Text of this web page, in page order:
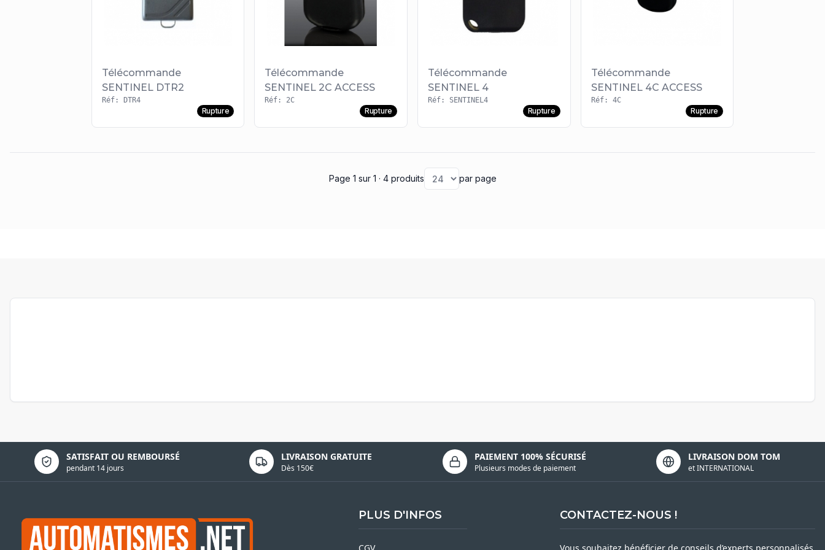
Télécommande
SENTINEL DTR2
Réf: DTR4
Rupture
Télécommande
SENTINEL 2C ACCESS
Réf: 2C
Rupture
Télécommande
SENTINEL 4
Réf: SENTINEL4
Rupture
Télécommande
SENTINEL 4C ACCESS
Réf: 4C
Rupture
Page 1 sur 1 · 4 produits par page
SATISFAIT OU REMBOURSÉ
pendant 14 jours
Politique de confidentialité LIVRAISON GRATUITE
Dès 150€
PAIEMENT 100% SÉCURISÉ
Plusieurs modes de paiement
LIVRAISON DOM TOM
et INTERNATIONAL
PLUS D'INFOS CONTACTEZ-NOUS !